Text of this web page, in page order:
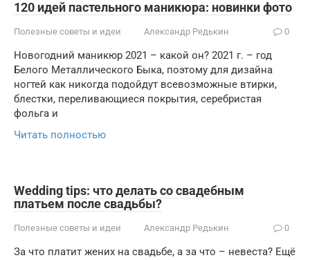
120 идей пастельного маникюра: новинки фото
Полезные советы и идеи Александр Редькин 0
Новогодний маникюр 2021 – какой он? 2021 г. – год
Белого Металлического Быка, поэтому для дизайна
ногтей как никогда подойдут всевозможные втирки,
блестки, переливающиеся покрытия, серебристая
фольга и
Читать полностью
Wedding tips: что делать со свадебным
платьем после свадьбы?
Полезные советы и идеи Александр Редькин 0
За что платит жених на свадьбе, а за что – невеста? Ещё